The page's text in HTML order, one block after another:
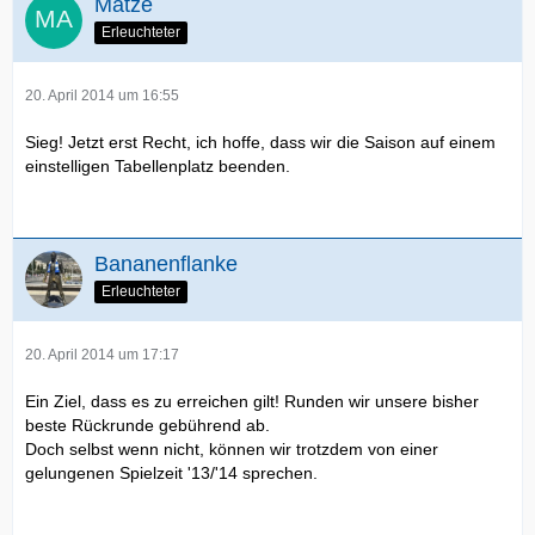
Matze
Erleuchteter
20. April 2014 um 16:55
Sieg! Jetzt erst Recht, ich hoffe, dass wir die Saison auf einem
einstelligen Tabellenplatz beenden.
Bananenflanke
Erleuchteter
20. April 2014 um 17:17
Ein Ziel, dass es zu erreichen gilt! Runden wir unsere bisher
beste Rückrunde gebührend ab.
Doch selbst wenn nicht, können wir trotzdem von einer
gelungenen Spielzeit '13/'14 sprechen.